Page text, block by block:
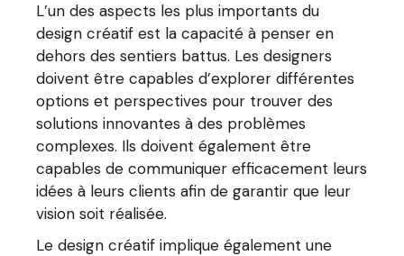
L’un des aspects les plus importants du
design créatif est la capacité à penser en
dehors des sentiers battus. Les designers
doivent être capables d’explorer différentes
options et perspectives pour trouver des
solutions innovantes à des problèmes
complexes. Ils doivent également être
capables de communiquer efficacement leurs
idées à leurs clients afin de garantir que leur
vision soit réalisée.
Le design créatif implique également une